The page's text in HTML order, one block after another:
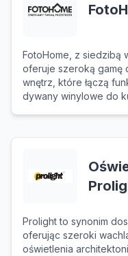
FotoHome, z siedzibą
oferuje szeroką gamę
wnętrz, które łączą
dywany winylowe do
Prolight to synonim
oferując szeroki
oświetlenia